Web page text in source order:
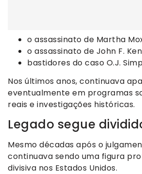
o assassinato de Martha
o assassinato de John F.
bastidores do caso O.J.
Nos últimos anos, continuava
eventualmente em programas
reais e investigações históricas.
Legado segue
Mesmo décadas após o
continuava sendo uma figura
divisiva nos Estados Unidos.